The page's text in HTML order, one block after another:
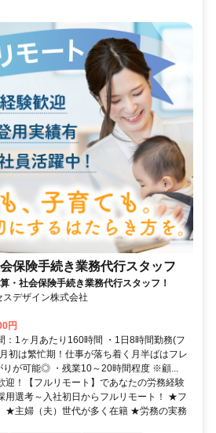
保険手続き業務代行スタッフ
・社会保険手続き業務代行スタッフ！
デザイン株式会社
円
：1ヶ月あたり160時間 ・1日8時間勤務(フ
初は繁忙期！仕事が落ち着く月半ばはフレ
りが可能◎ ・残業10～20時間程度 ※顧...
迎！【フルリモート】であなたの労務経験
用選考～入社初日からフルリモート！ ★フ
★主婦（夫）世代が多く在籍 ★労務の実務